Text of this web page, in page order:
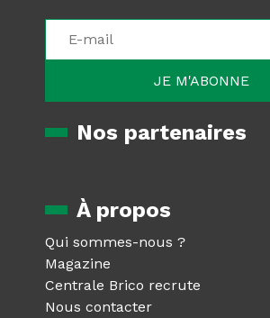
Nos partenaires
À propos
Qui sommes-nous ?
Magazine
Centrale Brico recrute
Nous contacter